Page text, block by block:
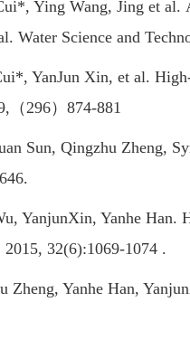
Ying Wang, Jing et al.
Water Science and
YanJun Xin, et al. High-
（296）874-881
Qingzhu Zheng,
Yanhe Han.
32(6):1069-1074 .
Yanhe Han,